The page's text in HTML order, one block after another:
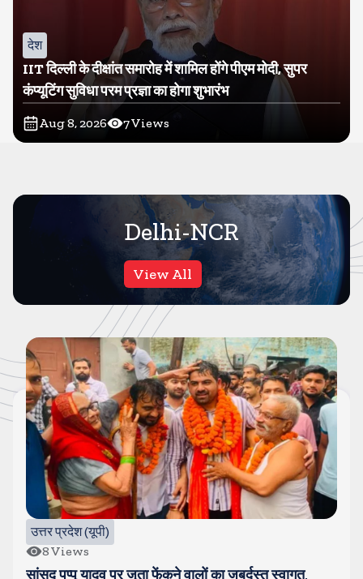
देश
IIT दिल्ली के दीक्षांत समारोह में शामिल होंगे पीएम मोदी, सुपर
कंप्यूटिंग सुविधा परम प्रज्ञा का होगा शुभारंभ
Aug 8, 2026 7Views
Delhi-NCR
View All
उत्तर प्रदेश (यूपी)
8Views
सांसद पप्पू यादव पर जूता फेंकने वालों का जबर्दस्त स्वागत,